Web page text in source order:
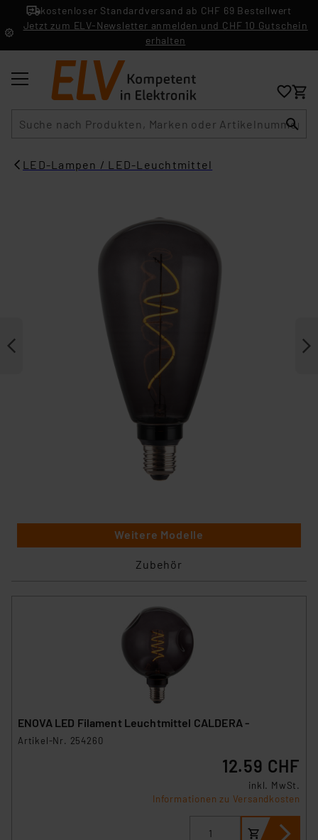
kostenloser Standardversand ab CHF 69 Bestellwert
Jetzt zum ELV-Newsletter anmelden und CHF 10 Gutschein
erhalten
LED-Lampen / LED-Leuchtmittel
Weitere Modelle
Zubehör
ENOVA LED Filament Leuchtmittel CALDERA -
Artikel-Nr. 254260
12.59 CHF
inkl. MwSt.
Informationen zu Versandkosten